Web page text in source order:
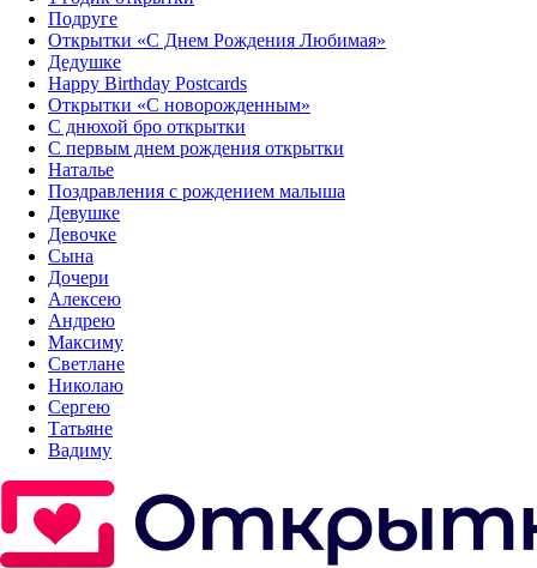
Подруге
Открытки «С Днем Рождения Любимая»‎
Дедушке
Happy Birthday Postcards
Открытки «‎С новорожденным»
С днюхой бро открытки
С первым днем рождения открытки
Наталье
Поздравления с рождением малыша
Девушке
Девочке
Сына
Дочери
Алексею
Андрею
Максиму
Светлане
Николаю
Сергею
Татьяне
Вадиму